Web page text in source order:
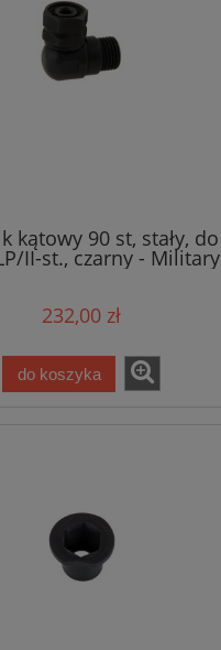
kątowy 90 st, stały, do
II-st., czarny - Military
232,00 zł
do koszyka